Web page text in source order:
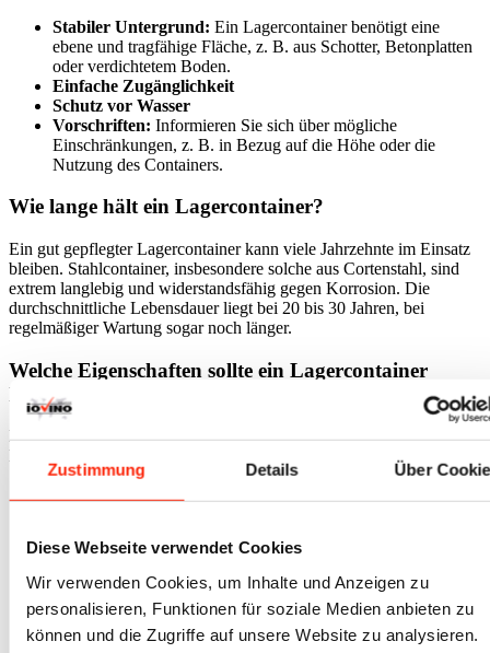
Zustimmung Details Über
Diese Webseite verwendet Cookies
Wir verwenden Cookies, um Inhalte und Anzeigen zu
personalisieren, Funktionen für soziale Medien anbieten zu
können und die Zugriffe auf unsere Website zu analysieren.
Stabiler Untergrund: Ein Lagercontainer benötigt eine
ebene und tragfähige Fläche, z. B. aus Schotter, Betonplatten
oder verdichtetem Boden.
Einfache Zugänglichkeit
Schutz vor Wasser
Vorschriften: Informieren Sie sich über mögliche
Einschränkungen, z. B. in Bezug auf die Höhe oder die
Nutzung des Containers.
Wie lange hält ein Lagercontainer?
Ein gut gepflegter Lagercontainer kann viele Jahrzehnte im Einsatz
bleiben. Stahlcontainer, insbesondere solche aus Cortenstahl, sind
extrem langlebig und widerstandsfähig gegen Korrosion. Die
durchschnittliche Lebensdauer liegt bei 20 bis 30 Jahren, bei
regelmäßiger Wartung sogar noch länger.
Welche Eigenschaften sollte ein Lagercontainer
haben?
Ein guter Lagercontainer zeichnet sich durch die folgenden
Merkmale aus:
wasserdicht sein, um die Inhalte vor Regen und Schnee zu
Sicherheit:Abschließbare Türen und optionaler
Diebstahlschutz sind unverzichtbar.
Flexibilität:Container sollten leicht transportierbar und bei